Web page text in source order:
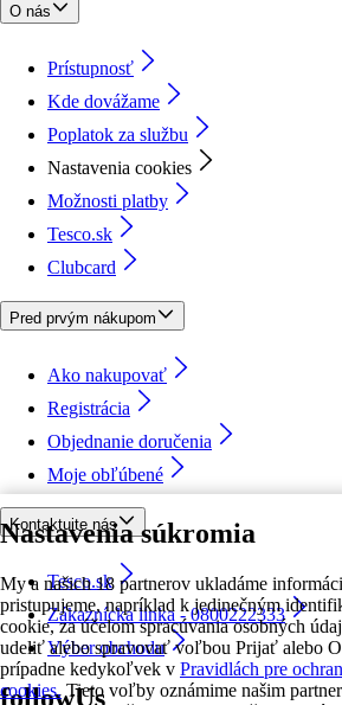
Nastavenia súkromia
My a našich 18 partnerov ukladáme
pristupujeme, napríklad k jedinečným
cookie, za účelom spracúvania osobných
udeliť alebo spravovať voľbou Prijať alebo
prípadne kedykoľvek v Pravidlách pre
cookies. Tieto voľby oznámime našim
O nás
Prístupnosť
Kde dovážame
Poplatok za službu
Nastavenia cookies
Možnosti platby
Tesco.sk
Clubcard
Pred prvým nákupom
Ako nakupovať
Registrácia
Objednanie doručenia
Moje obľúbené
Kontaktujte nás
Tesco.sk
Zákaznícka linka - 0800222333
Výber obchodu
followUs